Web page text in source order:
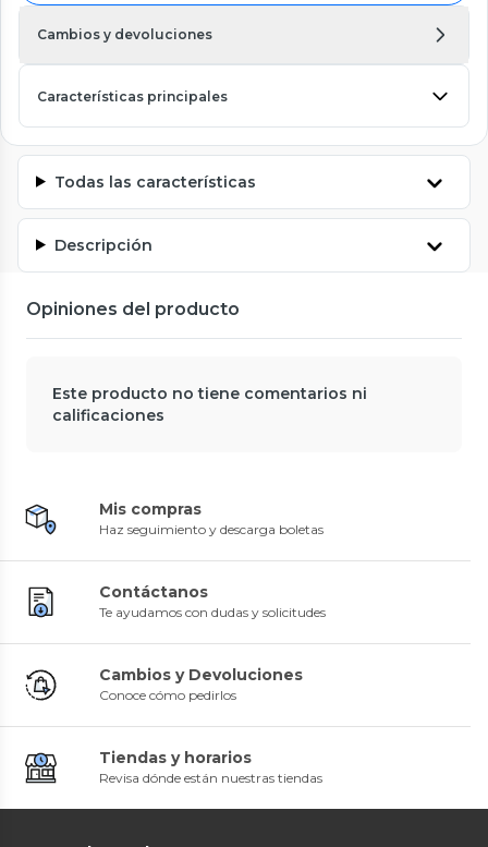
Cambios y devoluciones
Características principales
Todas las características
Descripción
Opiniones del producto
Este producto no tiene comentarios ni
calificaciones
Mis compras
Haz seguimiento y descarga boletas
Contáctanos
Te ayudamos con dudas y solicitudes
Cambios y Devoluciones
Conoce cómo pedirlos
Tiendas y horarios
Revisa dónde están nuestras tiendas